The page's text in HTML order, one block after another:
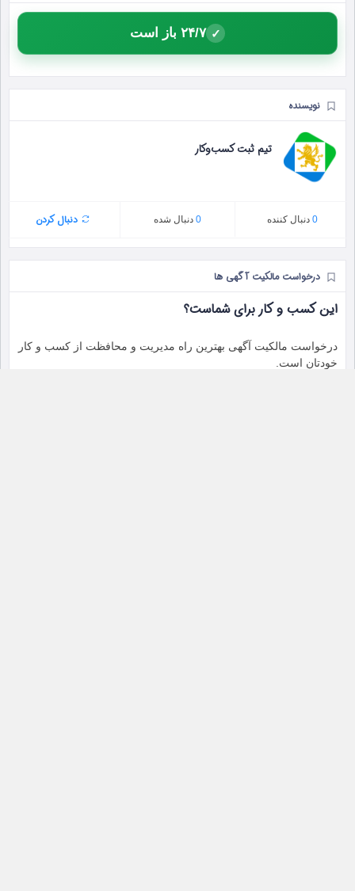
✓ ۲۴/۷ باز است
نویسنده
تیم ثبت کسب‌وکار
0 دنبال‌ کننده 0 دنبال شده دنبال کردن
درخواست مالکیت آگهی ها
این کسب و کار برای شماست؟
درخواست مالکیت آگهی بهترین راه مدیریت و محافظت از کسب و کار
خودتان است.